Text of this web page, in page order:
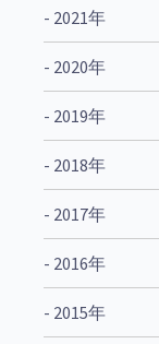
- 2021年
- 2020年
- 2019年
- 2018年
- 2017年
- 2016年
- 2015年